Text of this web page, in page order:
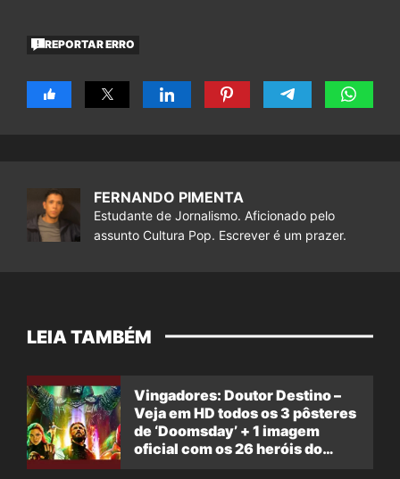
REPORTAR ERRO
FERNANDO PIMENTA
Estudante de Jornalismo. Aficionado pelo
assunto Cultura Pop. Escrever é um prazer.
LEIA TAMBÉM
Vingadores: Doutor Destino –
Veja em HD todos os 3 pôsteres
de ‘Doomsday’ + 1 imagem
oficial com os 26 heróis do